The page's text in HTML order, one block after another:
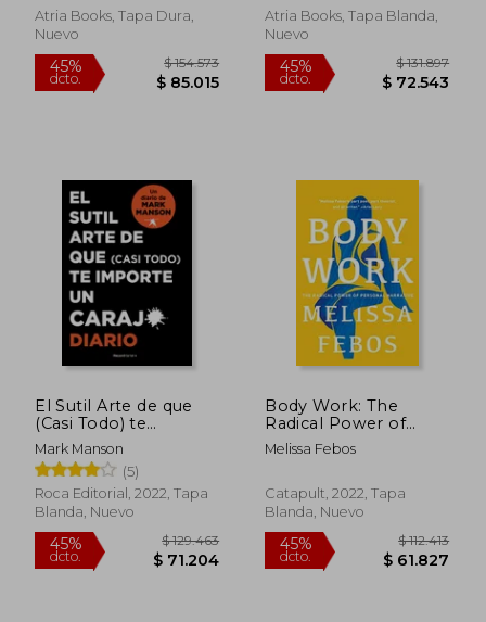
45%
dcto. $ 49.586
45%
dcto.
Potential (en Inglés)
Atria Books, Tapa Dura,
Nuevo
Atria Books, Tapa Blanda,
Nuevo
El Sutil Arte de que
(Casi Todo) te
Importe un Carajo.
Diario
Mark Manson
(5)
Roca Editorial, 2022, Tapa
Blanda, Nuevo
Body Work: The
Radical Power of
Personal Narrative
(en Inglés)
Melissa Febos
Catapult, 2022, Tapa
Blanda, Nuevo